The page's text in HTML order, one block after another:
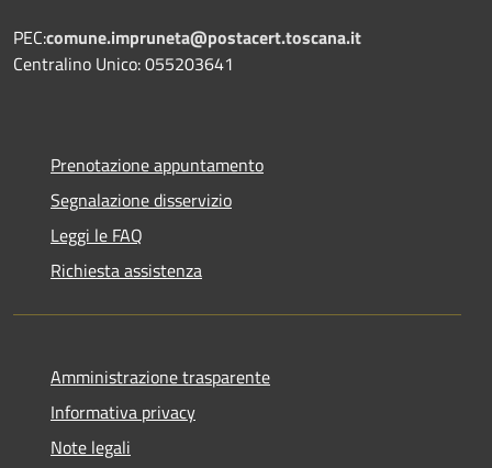
PEC:comune.impruneta@postacert.toscana.it
Centralino Unico: 055203641
Prenotazione appuntamento
Segnalazione disservizio
Leggi le FAQ
Richiesta assistenza
Amministrazione trasparente
Informativa privacy
Note legali